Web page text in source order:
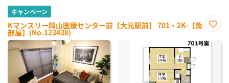
キャンペーン
Kマンスリー岡山医療センター前【大元駅前】 701・2K-【角
部屋】(No.123438)
に入